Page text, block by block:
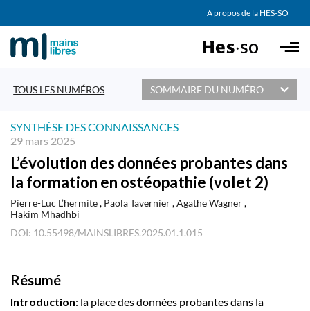
Skip to main content
A propos de la HES-SO
PARTENAIRES
TOUS LES NUMÉROS SOMMAIRE DU NUMÉRO
SYNTHÈSE DES CONNAISSANCES
29 mars 2025
L’évolution des données probantes dans
la formation en ostéopathie (volet 2)
Pierre-Luc L’hermite Paola Tavernier Agathe Wagner
Hakim Mhadhbi
DOI: 10.55498/MAINSLIBRES.2025.01.1.015
Résumé
Introduction: la place des données probantes dans la